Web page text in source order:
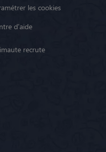
les cookies
d'aide
recrute